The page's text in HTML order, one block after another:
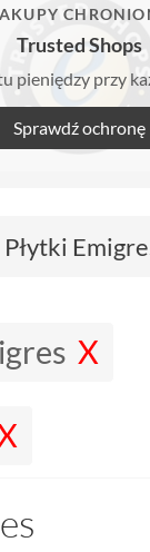
Trusted Shops
pieniędzy przy
Sprawdź ochronę
Płytki